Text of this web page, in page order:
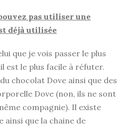
pas utiliser une
déjà utilisée
que je vois passer le plus
est le plus facile à réfuter.
chocolat Dove ainsi que des
Dove (non, ils ne sont
compagnie). Il existe
ainsi que la chaine de